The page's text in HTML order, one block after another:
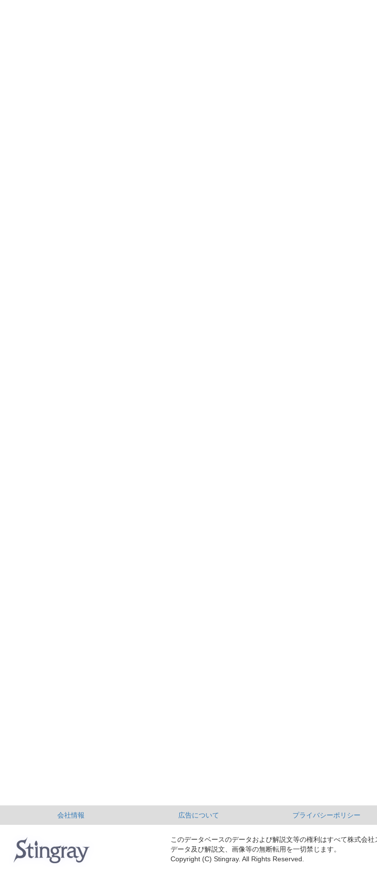
会社情報 広告について プライバシーポリシー
このデータベースのデータおよび解説文等の権利はすべて株式会社
データ及び解説文、画像等の無断転用を一切禁じます。
Copyright (C) Stingray. All Rights Reserved.